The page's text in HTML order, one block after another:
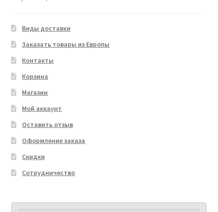
Виды доставки
Заказать товары из Европы
Контакты
Корзина
Магазин
Мой аккаунт
Оставить отзыв
Оформление заказа
Скидки
Сотрудничество